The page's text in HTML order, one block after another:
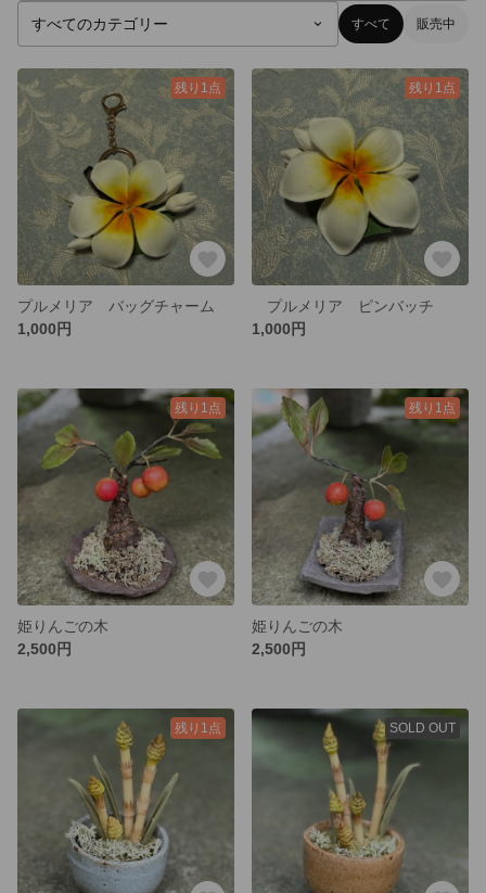
すべて 販売中
残り1点
プルメリア バッグチャーム
1,000円
残り1点
プルメリア ピンバッチ
1,000円
残り1点
姫りんごの木
2,500円
残り1点
姫りんごの木
2,500円
残り1点 SOLD OUT